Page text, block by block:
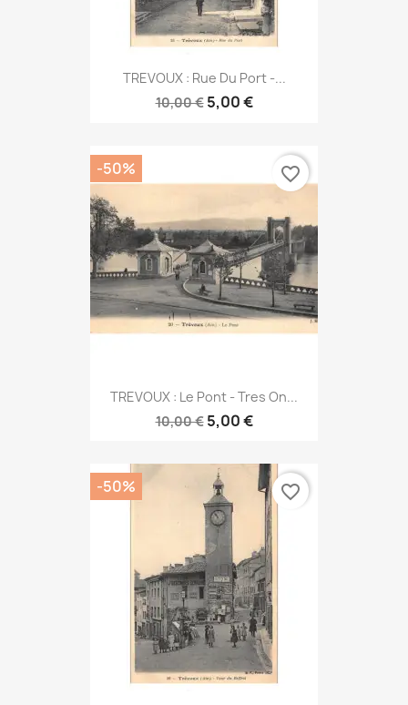
TREVOUX : Rue Du Port -...
10,00 € 5,00 €
TREVOUX : Le Pont - Tres On...
10,00 € 5,00 €
-50% favorite_border
-50% favorite_border